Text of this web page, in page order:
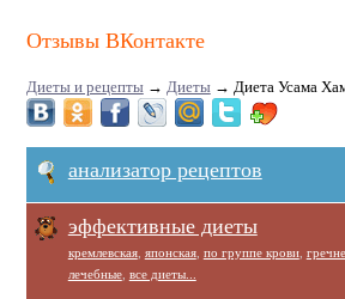
Отзывы ВКонтакте
Диеты и рецепты→ Диеты→ Диета Усама
анализатор рецептов
эффективные диеты
кремлевская, японская, по группе крови,
лечебные, все диеты...